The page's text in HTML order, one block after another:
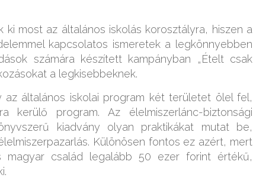
ki most az általános iskolás korosztályra, hiszen a
kapcsolatos ismeretek a legkönnyebben
számára készített kampányban „Ételt csak
a legkisebbeknek.
általános iskolai program két területet ölel fel,
kerülő program. Az élelmiszerlánc-biztonsági
kiadvány olyan praktikákat mutat be,
Különösen fontos ez azért, mert
magyar család legalább 50 ezer forint értékű,